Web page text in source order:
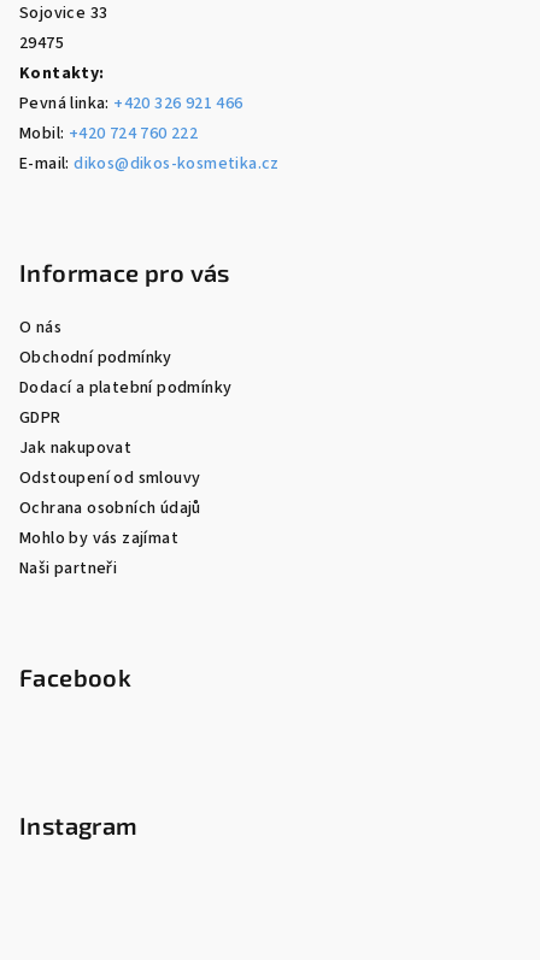
Sojovice 33
29475
Kontakty:
Pevná linka: +420 326 921 466
Mobil: +420 724 760 222
E-mail:dikos@dikos-kosmetika.cz
Informace pro vás
O nás
Obchodní podmínky
Dodací a platební podmínky
GDPR
Jak nakupovat
Odstoupení od smlouvy
Ochrana osobních údajů
Mohlo by vás zajímat
Naši partneři
Facebook
Instagram